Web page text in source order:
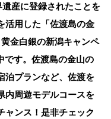
産に登録されたことを
活用した「佐渡島の金
金白銀の新潟キャンペ
です。佐渡島の金山の
泊プランなど、佐渡を
内周遊モデルコースを
ャンス！是非チェック